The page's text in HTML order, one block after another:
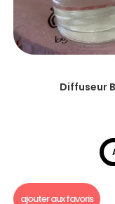
Diffuseur
ajouter aux favoris